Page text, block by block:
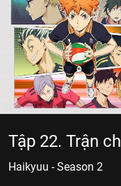
Tập 22. Trận
Haikyuu - Season 2